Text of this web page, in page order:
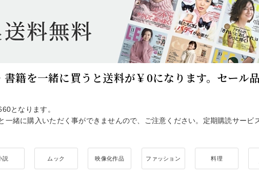
籍を一緒に買うと送料が￥0になります。セール
となります。
緒に購入いただく事ができませんので、ご注意ください。定期購読サービ
説 ムック 映像化作品 ファッション 料理